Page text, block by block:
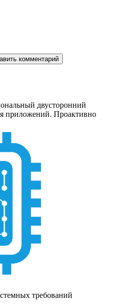
комментарий
двусторонний
приложений. Проактивно
требований